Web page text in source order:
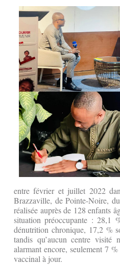
entre février et juillet 2022
Brazzaville, de Pointe-Noire,
réalisée auprès de 128 enfants
situation préoccupante : 28,1
dénutrition chronique, 17,2 %
tandis qu’aucun centre visité
alarmant encore, seulement 7
vaccinal à jour.